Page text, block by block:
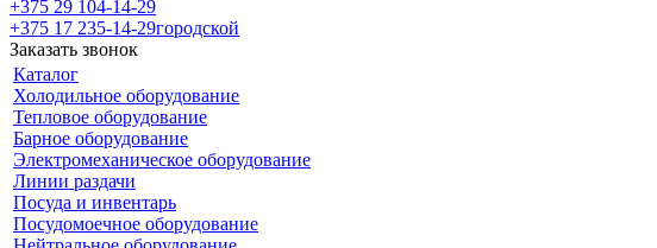
+375 29 104-14-29
+375 17 235-14-29городской
Заказать звонок
Каталог
Холодильное оборудование
Тепловое оборудование
Барное оборудование
Электромеханическое оборудование
Линии раздачи
Посуда и инвентарь
Посудомоечное оборудование